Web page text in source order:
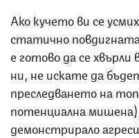
Ако кучето ви се
статично
е готово да се
ни, не искате да
преследването на
потенциална
демонстрирало